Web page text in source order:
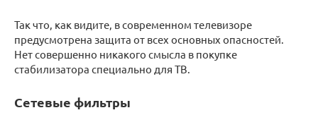
Так что, как видите, в современном телевизоре
предусмотрена защита от всех основных опасностей.
Нет совершенно никакого смысла в покупке
стабилизатора специально для ТВ.
Сетевые фильтры